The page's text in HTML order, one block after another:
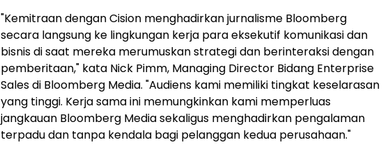
"Kemitraan dengan Cision menghadirkan jurnalisme Bloomberg
secara langsung ke lingkungan kerja para eksekutif komunikasi dan
bisnis di saat mereka merumuskan strategi dan berinteraksi dengan
pemberitaan," kata Nick Pimm, Managing Director Bidang Enterprise
Sales di Bloomberg Media. "Audiens kami memiliki tingkat keselarasan
yang tinggi. Kerja sama ini memungkinkan kami memperluas
jangkauan Bloomberg Media sekaligus menghadirkan pengalaman
terpadu dan tanpa kendala bagi pelanggan kedua perusahaan."